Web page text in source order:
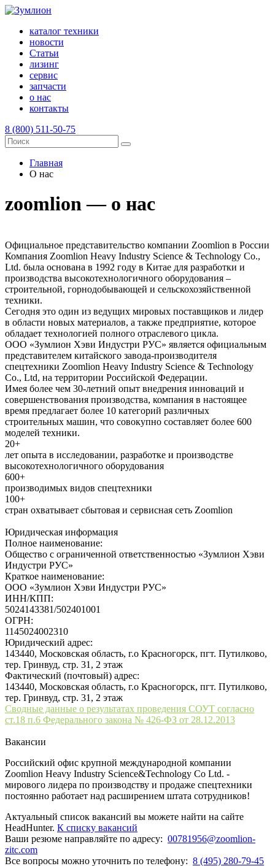
каталог техники
новости
Статьи
лизинг
сервис
запчасти
о нас
контакты
8 (800) 511-50-75
Главная
О нас
zoomlion— о нас
Официальное представительство компании Zoomlion в России
Компания Zoomlion Heavy Industry Science & Technology Co.,
Ltd. была основана в 1992 году в Китае для разработки и
производства высокотехнологичного оборудования –
строительной, горнодобывающей и сельскохозяйственной
техники.
Сегодня это один из ведущих мировых поставщиков и лидер
в области новых материалов, а также предприятие, которое
обладает технологией полного отраслевого цикла.
ООО «Зумлион Хэви Индустри РУС» является официальным
представителем китайского завода-производителя
спецтехники Zoomlion Heavy Industry Science & Technology
Co., Ltd, на территории Российской Федерации.
Имея более чем 30-летний опыт внедрения инноваций и
совершенствования производства, компания в настоящее
время предлагает более 10 категорий различных
строительных машин, что совокупно составляет более 600
моделей техники.
20+
лет опыта в исследовании, разработке и производстве
высокотехнологичного оборудования
600+
производимых видов спецтехники
100+
стран охватывает сбытовая и сервисная сеть Zoomlion
Юридическая информация
Полное наименование:
Общество с ограниченной ответственностью «Зумлион Хэви
Индустри РУС»
Краткое наименование:
ООО «Зумлион Хэви Индустри РУС»
ИНН/КПП:
5024143381/502401001
ОГРН:
1145024002310
Юридический адрес:
143440, Московская область, г.о Красногорск, пгт. Путилково,
тер. Гринвуд, стр. 31, 2 этаж
Фактический (почтовый) адрес:
143440, Московская область, г.о Красногорск, пгт. Путилково,
тер. Гринвуд, стр. 31, 2 этаж
Сводные данные о результатах проведения СОУТ согласно
ст.18 п.6 Федерального закона № 426-ФЗ от 28.12.2013
Вакансии
Российский офис крупной международной компании
Zoomlion Heavy Industry Science&Technology Co Ltd. -
мирового лидера по производству и продаже спецтехники
постоянно работает над расширением штата сотрудников!
Актуальный список вакансий вы можете найти на сайте
HeadHunter. К списку вакансий
Ваши резюме направляйте по адресу: 00781956@zoomlion-
zitc.com
Все вопросы можно уточнить по телефону: 8 (495) 280-79-45